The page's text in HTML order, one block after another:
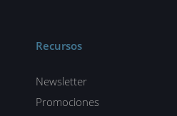
Recursos
Newsletter
Promociones